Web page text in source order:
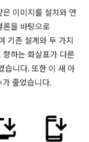
이미지를 설치와 연
론을 바탕으로
기존 설계와 두 가지
하는 화살표가 다른
습니다. 또한 이 새 아
줄었습니다.